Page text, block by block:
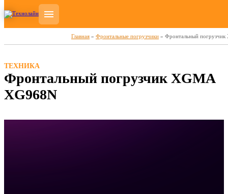
Главная » Фронтальные погрузчики » Фронтальный
ТЕХНИКА
Фронтальный погрузчик XGMA
XG968N